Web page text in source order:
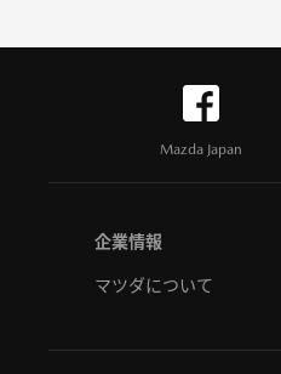
Mazda Japan
企業情報
マツダについて